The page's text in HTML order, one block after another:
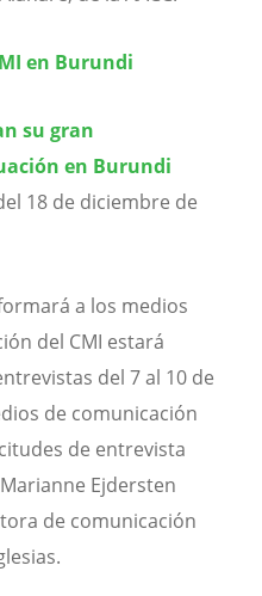
en Burundi
su gran
en Burundi
18 de diciembre de
a los medios
del CMI estará
del 7 al 10 de
de comunicación
de entrevista
Ejdersten
de comunicación